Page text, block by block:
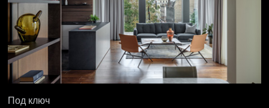
Под ключ